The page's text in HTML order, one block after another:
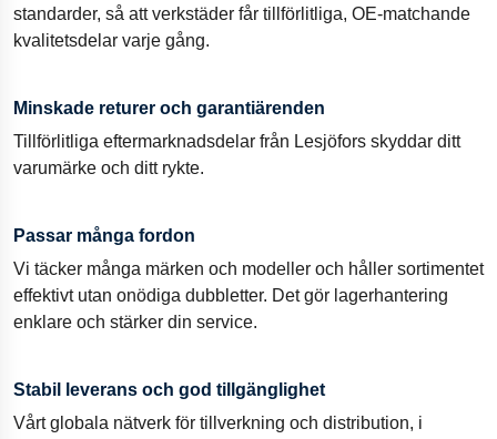
standarder, så att verkstäder får tillförlitliga, OE-matchande
kvalitetsdelar varje gång.
Minskade returer och garantiärenden
Tillförlitliga eftermarknadsdelar från Lesjöfors skyddar ditt
varumärke och ditt rykte.
Passar många fordon
Vi täcker många märken och modeller och håller sortimentet
effektivt utan onödiga dubbletter. Det gör lagerhantering
enklare och stärker din service.
Stabil leverans och god tillgänglighet
Vårt globala nätverk för tillverkning och distribution, i